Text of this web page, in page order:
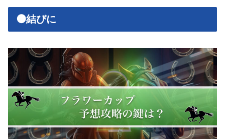
🟠結びに